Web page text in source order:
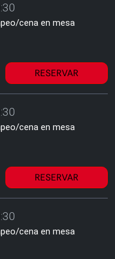
cena en mesa
RESERVAR
cena en mesa
RESERVAR
cena en mesa